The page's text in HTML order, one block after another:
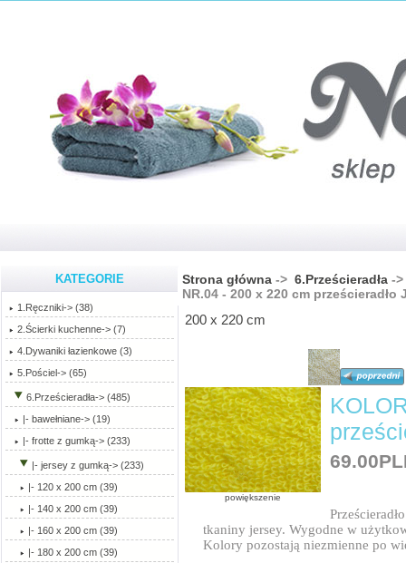
KATEGORIE
1.Ręczniki-> (38)
2.Ścierki kuchenne-> (7)
4.Dywaniki łazienkowe (3)
5.Pościel-> (65)
6.Prześcieradła-> (485)
|- bawełniane-> (19)
|- frotte z gumką-> (233)
|- jersey z gumką-> (233)
|- 120 x 200 cm (39)
|- 140 x 200 cm (39)
|- 160 x 200 cm (39)
|- 180 x 200 cm (39)
Strona główna-> 6.Prześcieradła-
NR.04 - 200 x 220 cm prześcieradło
200 x 220 cm
powiększenie
tkaniny jersey. Wygodne w
Kolory pozostają niezmienne po